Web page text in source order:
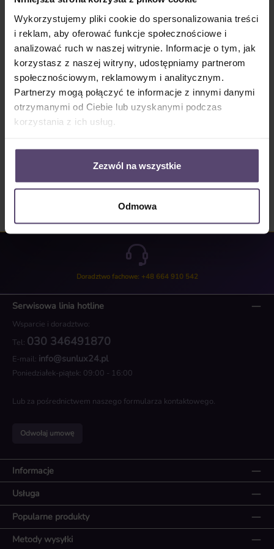
Wykorzystujemy pliki cookie do spersonalizowania treści
i reklam, aby oferować funkcje społecznościowe i
analizować ruch w naszej witrynie. Informacje o tym, jak
korzystasz z naszej witryny, udostępniamy partnerom
społecznościowym, reklamowym i analitycznym.
Partnerzy mogą połączyć te informacje z innymi danymi
otrzymanymi od Ciebie lub uzyskanymi podczas
korzystania z ich usług.
Zezwól na wszystkie
Odmowa
Ilość produktu: Wprowadź żądaną ilość lub użyj przycisków, aby zwiększyć lub
Do koszyka
Numer produktu:MU_JP_4067_PG3
Opis
Doradztwo fachowe: +48 664 910 542
Serwisowa linia hotline
Wsparcie i doradztwo:
Tel: 030 346491870
E-mail: info@sunlux24.pl
Poniedziałek-piątek: 09:00 - 16:00
Lub za pośrednictwem naszego formularza kontaktowego.
Odwołaj umowę
Informacje
Usługa
Popularne produkty
Metody wysyłki